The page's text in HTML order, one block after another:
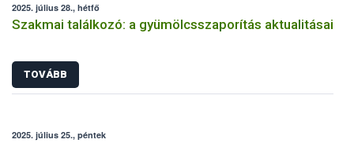
2025. július 28., hétfő
Szakmai találkozó: a gyümölcsszaporítás aktualitásai
TOVÁBB
2025. július 25., péntek